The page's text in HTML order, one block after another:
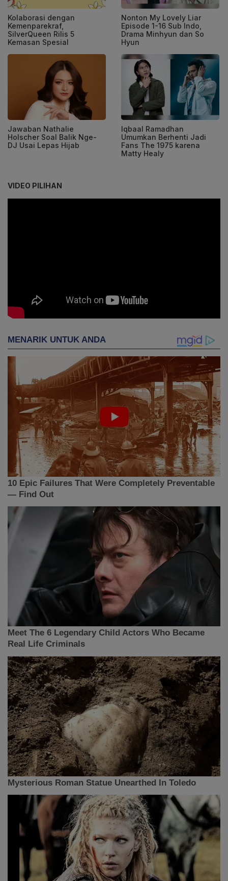
Kolaborasi dengan
Kemenparekraf,
SilverQueen Rilis 5
Kemasan Spesial
Nonton My Lovely Liar
Episode 1-16 Sub Indo,
Drama Minhyun dan So
Hyun
Jawaban Nathalie
Holscher Soal Balik Nge-
DJ Usai Lepas Hijab
Iqbaal Ramadhan
Umumkan Berhenti Jadi
Fans The 1975 karena
Matty Healy
VIDEO PILIHAN